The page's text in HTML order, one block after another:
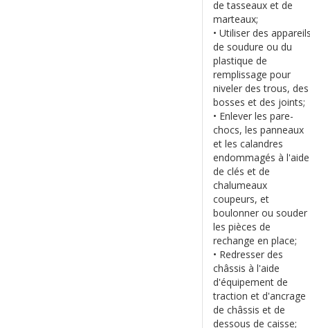
de tasseaux et de
marteaux;
• Utiliser des
de soudure ou du
plastique de
remplissage pour
niveler des trous, des
bosses et des joints;
• Enlever les pare-
chocs, les panneaux
et les calandres
endommagés à l'aide
de clés et de
chalumeaux
coupeurs, et
boulonner ou souder
les pièces de
rechange en place;
• Redresser des
châssis à l'aide
d'équipement de
traction et d'ancrage
de châssis et de
dessous de caisse;